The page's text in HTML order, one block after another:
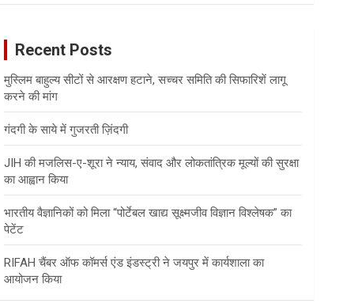
Recent Posts
मुस्लिम बाहुल्य सीटों से आरक्षण हटाने, सच्चर समिति की सिफारिशें लागू
करने की मांग
गंदगी के साये में गुजरती ज़िंदगी
JIH की मजलिस-ए-शूरा ने न्याय, संवाद और लोकतांत्रिक मूल्यों की सुरक्षा
का आह्वान किया
भारतीय वैज्ञानिकों को मिला “पोर्टेबल खाद्य सूक्ष्मजीव विज्ञान विश्लेषक” का
पेटेंट
RIFAH चैंबर ऑफ कॉमर्स एंड इंडस्ट्री ने जयपुर में कार्यशाला का
आयोजन किया